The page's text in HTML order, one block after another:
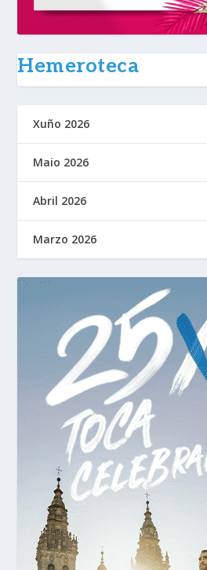
Hemeroteca
Xuño 2026
Maio 2026
Abril 2026
Marzo 2026